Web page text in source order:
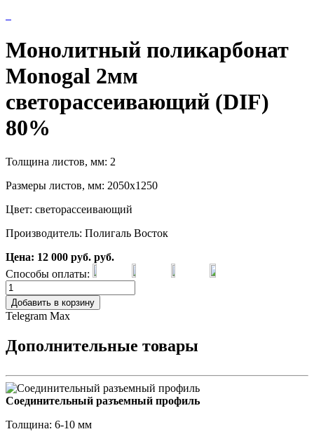
Монолитный поликарбонат
Monogal 2мм
светорассеивающий (DIF)
80%
Толщина листов, мм: 2
Размеры листов, мм: 2050х1250
Цвет: светорассеивающий
Производитель: Полигаль Восток
Цена: 12 000 руб. руб.
Способы оплаты:
Добавить в корзину
Telegram Max
Дополнительные товары
Соединительный разъемный профиль
Толщина: 6-10 мм